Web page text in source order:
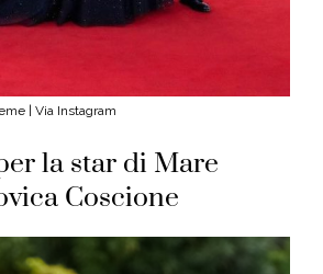
| Via Instagram
la star di Mare
Coscione